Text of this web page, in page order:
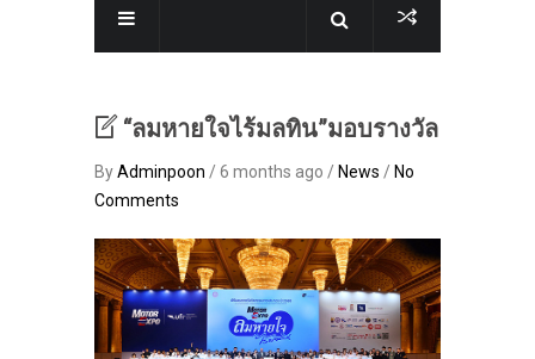
“ลมหายใจไร้มลทิน”มอบรางวัล
ByAdminpoon / 6 months ago / News / No
Comments